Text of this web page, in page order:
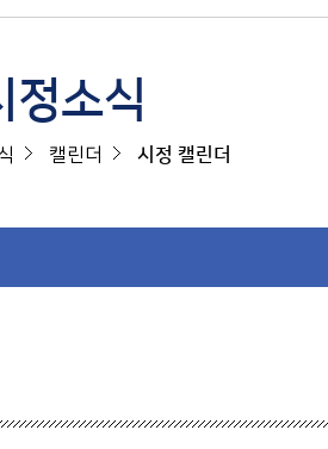
정소식
캘린더 시정 캘린더